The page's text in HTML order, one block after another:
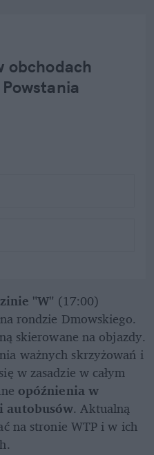
obchodach
"W" (17:00)
rondzie Dmowskiego.
skierowane na objazdy.
ważnych skrzyżowań i
w zasadzie w całym
opóźnienia w
autobusów. Aktualną
na stronie WTP i w ich